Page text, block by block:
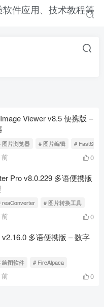
Viewer v8.5 便携版 –
图片浏览器 # 图片编辑 #
0
Pro v8.0.229 多语便携版
reaConverter # 图片转换工具
0
v2.16.0 多语便携版 – 数字
绘图软件 # FireAlpaca
0